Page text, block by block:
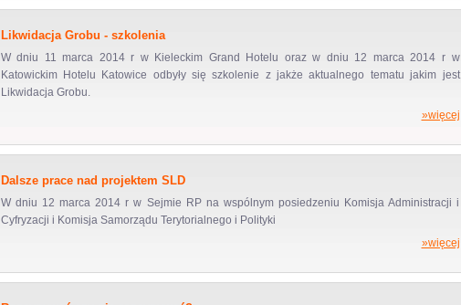
Likwidacja Grobu - szkolenia
W dniu 11 marca 2014 r w Kieleckim Grand Hotelu oraz w dniu 12 marca 2014 r w
Katowickim Hotelu Katowice odbyły się szkolenie z jakże aktualnego tematu jakim jest
Likwidacja Grobu.
»więcej
Dalsze prace nad projektem SLD
W dniu 12 marca 2014 r w Sejmie RP na wspólnym posiedzeniu Komisja Administracji i
Cyfryzacji i Komisja Samorządu Terytorialnego i Polityki
»więcej